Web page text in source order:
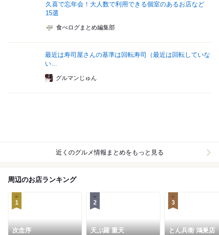
久喜で忘年会！大人数で利用できる個室のあるお店など
15選
食べログまとめ編集部
最近は寿司屋さんの基準は回転寿司（最近は回転していな
い...
グルマンじゅん
近くのグルメ情報まとめをもっと見る
周辺のお店ランキング
1
次念序
2
天ぷ羅 重天
3
とん兵衛 鴻巣店